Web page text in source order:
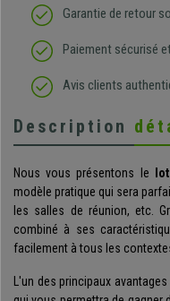
Garantie de retour
Paiement sécurisé
Avis clients
Description
Nous vous présentons le
modèle pratique qui sera
les salles de réunion, etc.
combiné à ses
facilement à tous les
L'un des principaux avantages